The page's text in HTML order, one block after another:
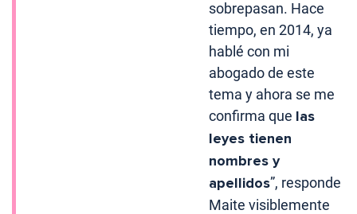
sobrepasan. Hace
tiempo, en 2014, ya
hablé con mi
abogado de este
tema y ahora se me
confirma que las
leyes tienen
nombres y
apellidos”, responde
Maite visiblemente